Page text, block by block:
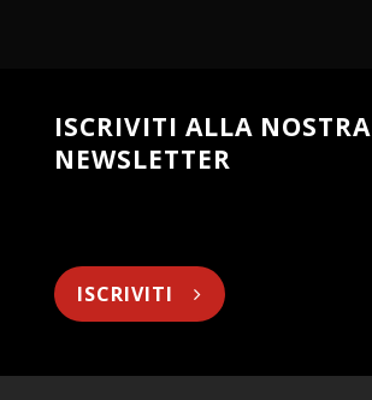
ISCRIVITI ALLA NOSTRA
NEWSLETTER
ISCRIVITI